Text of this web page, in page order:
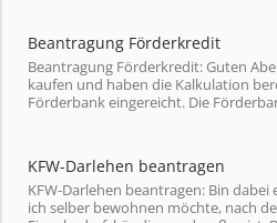
Beantragung Förderkredit
Beantragung Förderkredit: Guten
kaufen und haben die Kalkulation
Förderbank eingereicht. Die
KFW-Darlehen beantragen
KFW-Darlehen beantragen: Bin dabei
ich selber bewohnen möchte, nach